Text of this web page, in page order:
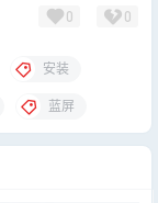
0 0
安装
蓝屏